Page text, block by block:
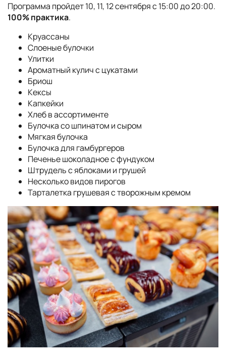
Программа пройдет 10, 11, 12 сентября с 15:00 до 20:00.
100% практика.
Круассаны
Слоеные булочки
Улитки
Ароматный кулич с цукатами
Бриош
Кексы
Капкейки
Хлеб в ассортименте
Булочка со шпинатом и сыром
Мягкая булочка
Булочка для гамбургеров
Печенье шоколадное с фундуком
Штрудель с яблоками и грушей
Несколько видов пирогов
Тарталетка грушевая с творожным кремом